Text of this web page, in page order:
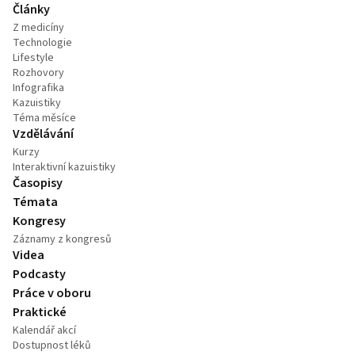
Články
Z medicíny
Technologie
Lifestyle
Rozhovory
Infografika
Kazuistiky
Téma měsíce
Vzdělávání
Kurzy
Interaktivní kazuistiky
Časopisy
Témata
Kongresy
Záznamy z kongresů
Videa
Podcasty
Práce v oboru
Praktické
Kalendář akcí
Dostupnost léků